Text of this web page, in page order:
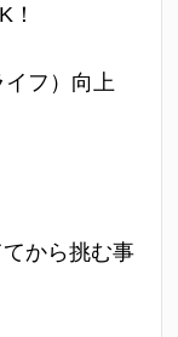
！
フ）向上
から挑む事